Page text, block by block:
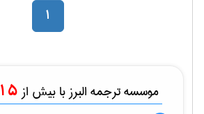
1
موسسه ترجمه البرز با بیش از 15